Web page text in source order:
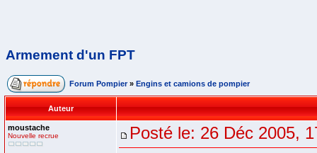
Armement d'un FPT
Forum Pompier » Engins et camions de pompier
Auteur
moustache
Nouvelle recrue Posté le: 26 Déc 2005,